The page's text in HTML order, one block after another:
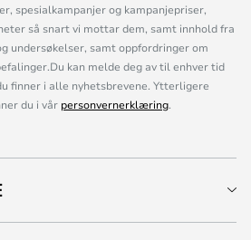
spesialkampanjer og kampanjepriser,
så snart vi mottar dem, samt innhold fra
undersøkelser, samt oppfordringer om
kan melde deg av til enhver tid
finner i alle nyhetsbrevene. Ytterligere
du i vår personvernerklæring.